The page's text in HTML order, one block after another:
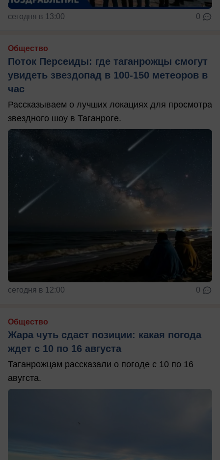
сегодня в 13:00 0
Общество
Поток Персеиды: где таганрожцы смогут
увидеть звездопад в 100-150 метеоров в
час
Рассказываем о лучших локациях для просмотра
звездного шоу в Таганроге.
сегодня в 12:00 0
Общество
Жара чуть сдаст позиции: какая погода
ждет с 10 по 16 августа
Таганрожцам рассказали о погоде с 10 по 16
авугста.